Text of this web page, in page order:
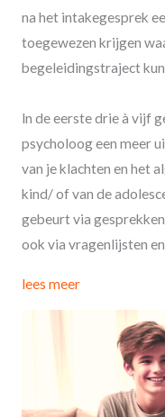
na het intakegesprek
toegewezen krijgen
begeleidingstraject
ln de eerste drie à vijf
psycholoog een meer
van je klachten en het
kind/ of van de
gebeurt via
ook via vragenlijsten
lees meer